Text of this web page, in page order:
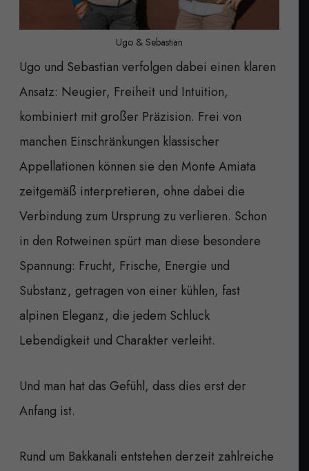
Ugo & Sebastian
Ugo und Sebastian verfolgen dabei einen klaren
Ansatz: Neugier, Freiheit und Intuition,
kombiniert mit großer Präzision. Frei von
manchen Einschränkungen klassischer
Appellationen können sie den Monte Amiata
zeitgemäß interpretieren, ohne dabei die
Verbindung zum Ursprung zu verlieren. Schon
in den Rotweinen spürt man diese besondere
Spannung: Frucht, Frische, Energie und
Substanz, getragen von einer kühlen, fast
alpinen Eleganz, die jedem Schluck
Lebendigkeit und Charakter verleiht.
Und man hat das Gefühl, dass dies erst der
Anfang ist.
Rund um Bakkanali entstehen derzeit zahlreiche